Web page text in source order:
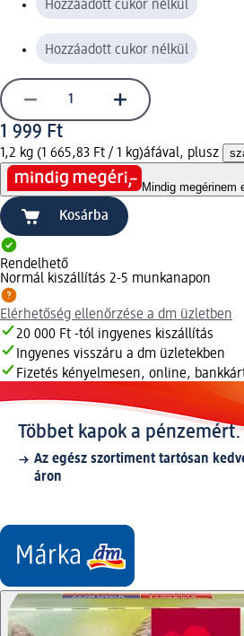
Hozzáadott cukor nélkül
Hozzáadott cukor nélkül
1 999 Ft
1,2 kg (1 665,83 Ft / 1 kg)áfával, plusz
Mindig megérinem
Kosárba
Rendelhető
Normál kiszállítás 2-5 munkanapon
Elérhetőség ellenőrzése a dm üzletben
20 000 Ft -tól ingyenes kiszállítás
Ingyenes visszáru a dm üzletekben
Fizetés kényelmesen, online,
Többet kapok a pénzemért.
Az egész szortiment tartósan
áron